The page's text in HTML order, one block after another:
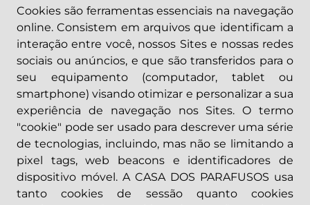
Cookies são ferramentas essenciais na navegação
online. Consistem em arquivos que identificam a
interação entre você, nossos Sites e nossas redes
sociais ou anúncios, e que são transferidos para o
seu equipamento (computador, tablet ou
smartphone) visando otimizar e personalizar a sua
experiência de navegação nos Sites. O termo
"cookie" pode ser usado para descrever uma série
de tecnologias, incluindo, mas não se limitando a
pixel tags, web beacons e identificadores de
dispositivo móvel. A CASA DOS PARAFUSOS usa
tanto cookies de sessão quanto cookies